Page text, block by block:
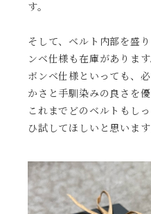
す。
そして、ベルト内部を盛
ンベ仕様も在庫があります
ボンベ仕様といっても、
かさと手馴染みの良さを
これまでどのベルトもし
ひ試してほしいと思いま